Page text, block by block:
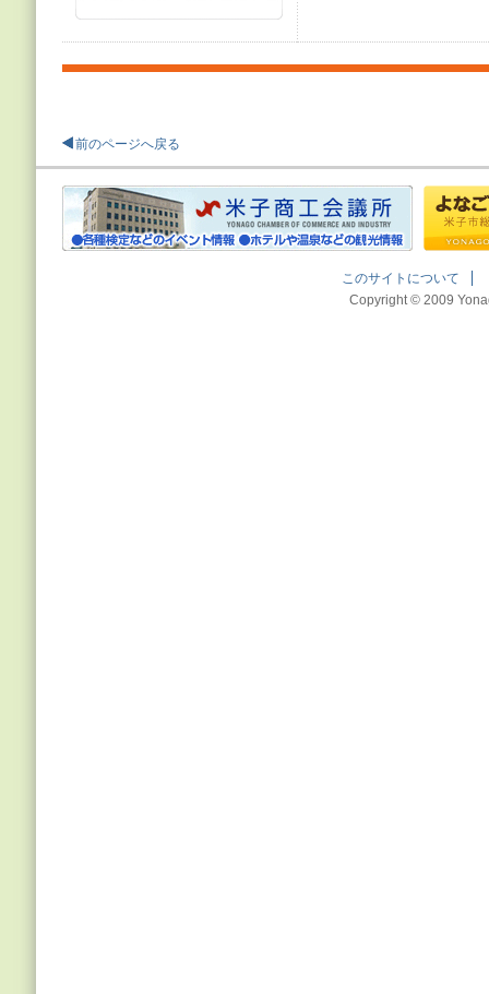
前のページへ戻る
このサイトについて
Copyright © 2009